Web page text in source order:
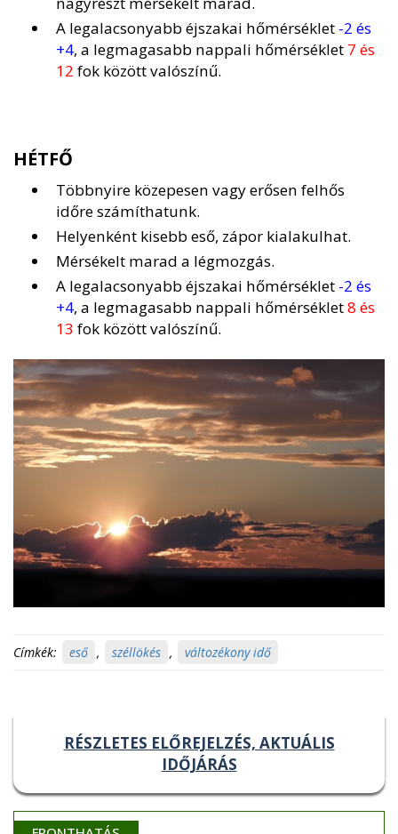
A legalacsonyabb éjszakai hőmérséklet -2 és
+4, a legmagasabb nappali hőmérséklet 7 és
12 fok között valószínű.
HÉTFŐ
Többnyire közepesen vagy erősen felhős
időre számíthatunk.
Helyenként kisebb eső, zápor kialakulhat.
Mérsékelt marad a légmozgás.
A legalacsonyabb éjszakai hőmérséklet -2 és
+4, a legmagasabb nappali hőmérséklet8 és
13 fok között valószínű.
Címkék: eső , széllökés , változékony idő
RÉSZLETES ELŐREJELZÉS, AKTUÁLIS
IDŐJÁRÁS